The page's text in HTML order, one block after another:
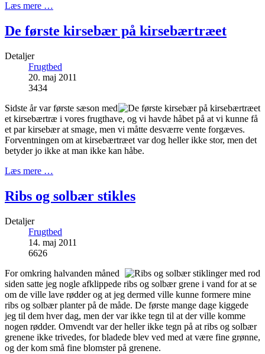
Læs mere …
De første kirsebær på kirsebærtræet
Detaljer
Frugtbed
20. maj 2011
3434
Sidste år var første sæson med
et kirsebærtræ i vores frugthave, og vi havde håbet på at vi kunne få
et par kirsebær at smage, men vi måtte desværre vente forgæves.
Forventningen om at kirsebærtræet var dog heller ikke stor, men det
betyder jo ikke at man ikke kan håbe.
Læs mere …
Ribs og solbær stikles
Detaljer
Frugtbed
14. maj 2011
6626
For omkring halvanden måned
siden satte jeg nogle afklippede ribs og solbær grene i vand for at se
om de ville lave rødder og at jeg dermed ville kunne formere mine
ribs og solbær planter på de måde. De første mange dage kiggede
jeg til dem hver dag, men der var ikke tegn til at der ville komme
nogen rødder. Omvendt var der heller ikke tegn på at ribs og solbær
grenene ikke trivedes, for bladede blev ved med at være fine grønne,
og der kom små fine blomster på grenene.